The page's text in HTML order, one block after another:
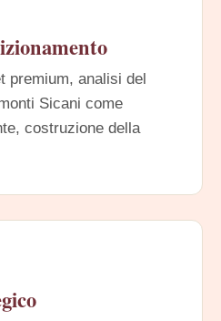
premium, analisi del
Sicani come
costruzione della